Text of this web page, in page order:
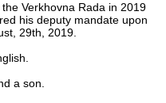
Verkhovna Rada in 2019
his deputy mandate upon
29th, 2019.
a son.